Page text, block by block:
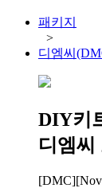
패키지
>
디엠씨
DIY키
디엠씨